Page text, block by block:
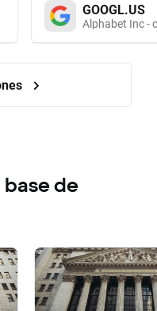
GOOGL.US
Alphabet Inc -
base de